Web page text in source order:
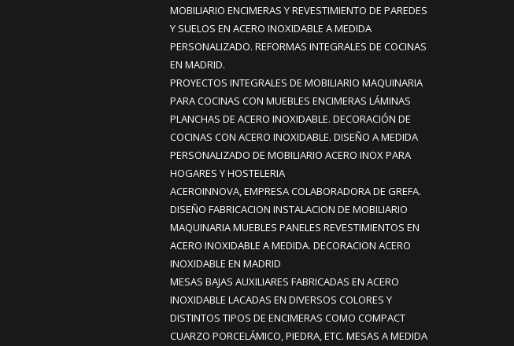
MOBILIARIO ENCIMERAS Y REVESTIMIENTO DE PAREDES
Y SUELOS EN ACERO INOXIDABLE A MEDIDA
PERSONALIZADO. REFORMAS INTEGRALES DE COCINAS
EN MADRID.
PROYECTOS INTEGRALES DE MOBILIARIO MAQUINARIA
PARA COCINAS CON MUEBLES ENCIMERAS LÁMINAS
PLANCHAS DE ACERO INOXIDABLE. DECORACIÓN DE
COCINAS CON ACERO INOXIDABLE. DISEÑO A MEDIDA
PERSONALIZADO DE MOBILIARIO ACERO INOX PARA
HOGARES Y HOSTELERIA
ACEROINNOVA, EMPRESA COLABORADORA DE GREFA.
DISEÑO FABRICACION INSTALACION DE MOBILIARIO
MAQUINARIA MUEBLES PANELES REVESTIMIENTOS EN
ACERO INOXIDABLE A MEDIDA. DECORACION ACERO
INOXIDABLE EN MADRID
MESAS BAJAS AUXILIARES FABRICADAS EN ACERO
INOXIDABLE LACADAS EN DIVERSOS COLORES Y
DISTINTOS TIPOS DE ENCIMERAS COMO COMPACT
CUARZO PORCELÁMICO, PIEDRA, ETC. MESAS A MEDIDA